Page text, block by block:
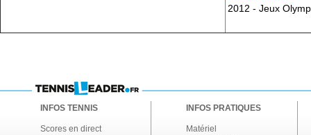
2012 - Jeux
INFOS TENNIS
Scores en direct
INFOS PRATIQUES
Matériel